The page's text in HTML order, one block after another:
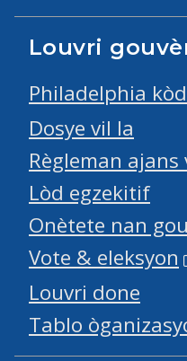
Louvri
Philadelphia
Dosye vil la
Règleman ajans
Lòd egzekitif
Onètete nan
Vote & eleksyon
Louvri done
Tablo